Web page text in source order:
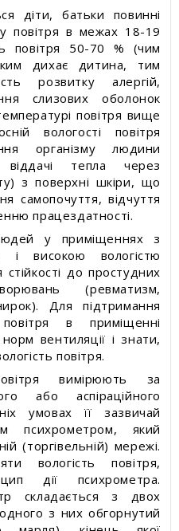
діти, батьки повинні
повітря в межах 18-19
повітря 50-70 % (чим
дихає дитина, тим
розвитку алергій,
слизових оболонок
повітря вище
вологості повітря
організму людини
віддачі тепла через
з поверхні шкіри, що
самопочуття, відчуття
працездатності.
у приміщеннях з
і високою вологістю
до простудних
(ревматизм,
Для підтримання
в приміщенні
вентиляції і знати,
повітря.
вимірюють за
або аспіраційного
умовах її зазвичай
психрометром, який
(торгівельній) мережі.
вологість повітря,
дії психрометра.
складається з двох
з них обгорнутий